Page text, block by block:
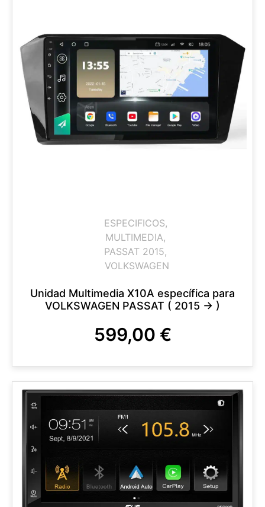
ESPECIFICOS,
MULTIMEDIA,
PASSAT 2015,
VOLKSWAGEN
Unidad Multimedia X10A específica para
VOLKSWAGEN PASSAT ( 2015 -> )
599,00 €